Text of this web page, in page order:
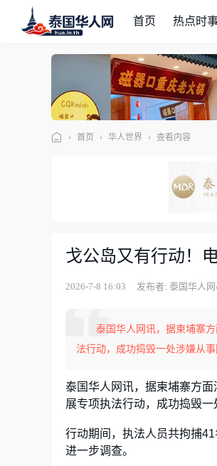
首页 热点时
› 首页 › 华人世界 › 查看内容
戈公岛又有行动！
2026-7-8 16:03 发布者: 泰国华人
泰国华人网讯，据柬埔寨
法行动，成功捣毁一处涉嫌从
泰国华人网讯，据柬埔寨方
展专项执法行动，成功捣毁一
行动期间，执法人员共拘捕
进一步调查。